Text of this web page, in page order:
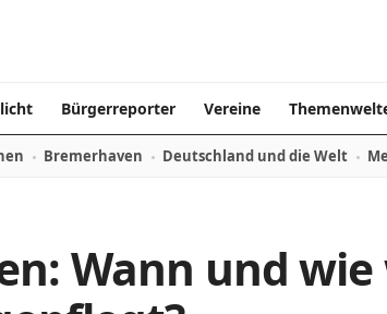
Bürgerreporter Vereine
Bremerhaven Deutschland und die Welt
Wann und